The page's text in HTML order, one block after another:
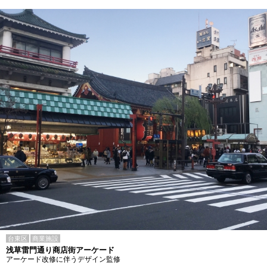
台東区 商業施設
浅草雷門通り商店街アーケード
アーケード改修に伴うデザイン監修